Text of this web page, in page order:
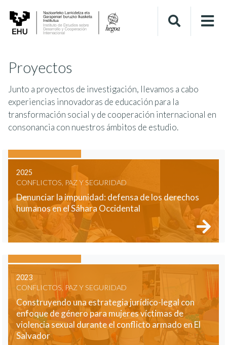
Proyectos
Junto a proyectos de investigación, llevamos a cabo
experiencias innovadoras de educación para la
transformación social y de cooperación internacional en
consonancia con nuestros ámbitos de estudio.
2025
CONFLICTOS, PAZ Y SEGURIDAD
Denunciar la impunidad: defensa de los derechos
humanos en el Sáhara Occidental
2023
CONFLICTOS, PAZ Y SEGURIDAD
Construyendo una estrategia jurídico-legal con
enfoque de género para mujeres víctimas de
violencia sexual durante el conflicto armado en El
Salvador